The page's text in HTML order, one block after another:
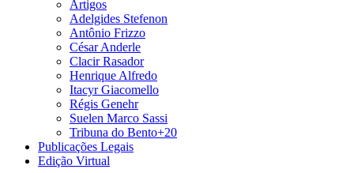
Artigos
Adelgides Stefenon
Antônio Frizzo
César Anderle
Clacir Rasador
Henrique Alfredo
Itacyr Giacomello
Régis Genehr
Suelen Marco Sassi
Tribuna do Bento+20
Publicações Legais
Edição Virtual